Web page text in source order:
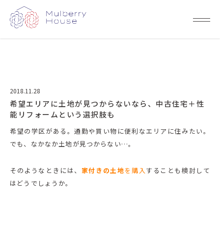
2018.11.28
希望エリアに土地が見つからないなら、中古住宅＋性
能リフォームという選択肢も
希望の学区がある。通勤や買い物に便利なエリアに住みたい。
でも、なかなか土地が見つからない…。
そのようなときには、 家付きの土地を購入することも検討して
はどうでしょうか。